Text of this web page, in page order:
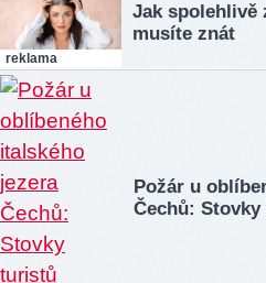
reklama
Jak spolehlivě
musíte znát
Požár u
Čechů: